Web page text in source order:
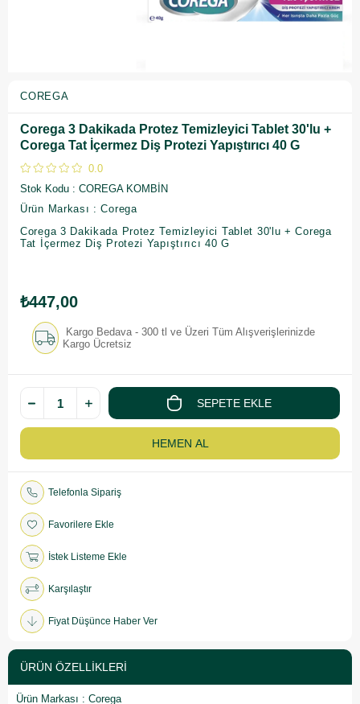
COREGA
Corega 3 Dakikada Protez Temizleyici Tablet 30'lu +
Corega Tat İçermez Diş Protezi Yapıştırıcı 40 G
0.0
Stok Kodu
COREGA KOMBİN
Ürün Markası : Corega
Corega 3 Dakikada Protez Temizleyici Tablet 30'lu + Corega
Tat İçermez Diş Protezi Yapıştırıcı 40 G
₺447,00
Kargo Bedava - 300 tl ve Üzeri Tüm Alışverişlerinizde
Kargo Ücretsiz
Telefonla Sipariş
Favorilere Ekle
İstek Listeme Ekle
Karşılaştır
Fiyat Düşünce Haber Ver
ÜRÜN ÖZELLIKLERI
Ürün Markası : Corega